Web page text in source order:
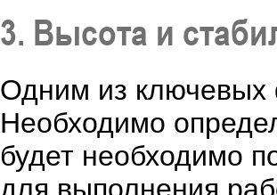
3. Высота и
Одним из ключевых
Необходимо
будет необходимо